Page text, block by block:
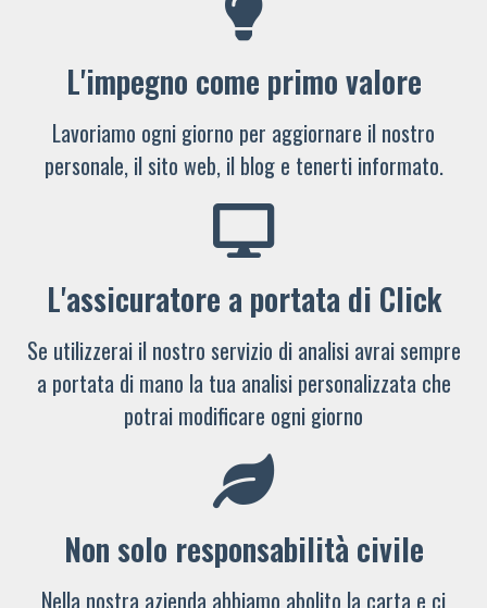
L'impegno come primo valore
Lavoriamo ogni giorno per aggiornare il nostro
personale, il sito web, il blog e tenerti informato.
L'assicuratore a portata di Click
Se utilizzerai il nostro servizio di analisi avrai sempre
a portata di mano la tua analisi personalizzata che
potrai modificare ogni giorno
Non solo responsabilità civile
Nella nostra azienda abbiamo abolito la carta e ci